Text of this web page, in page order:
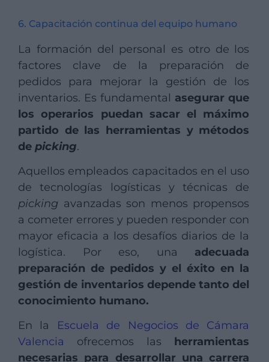
6. Capacitación continua del equipo humano
La formación del personal es otro de los
factores clave de la preparación de
pedidos para mejorar la gestión de los
inventarios. Es fundamental asegurar que
los operarios puedan sacar el máximo
partido de las herramientas y métodos
de picking.
Aquellos empleados capacitados en el uso
de tecnologías logísticas y técnicas de
picking avanzadas son menos propensos
a cometer errores y pueden responder con
mayor eficacia a los desafíos diarios de la
logística. Por eso, una adecuada
preparación de pedidos y el éxito en la
gestión de inventarios depende tanto del
conocimiento humano.
En la
Escuela de Negocios de Cámara
Valencia ofrecemos las herramientas
necesarias para desarrollar una carrera